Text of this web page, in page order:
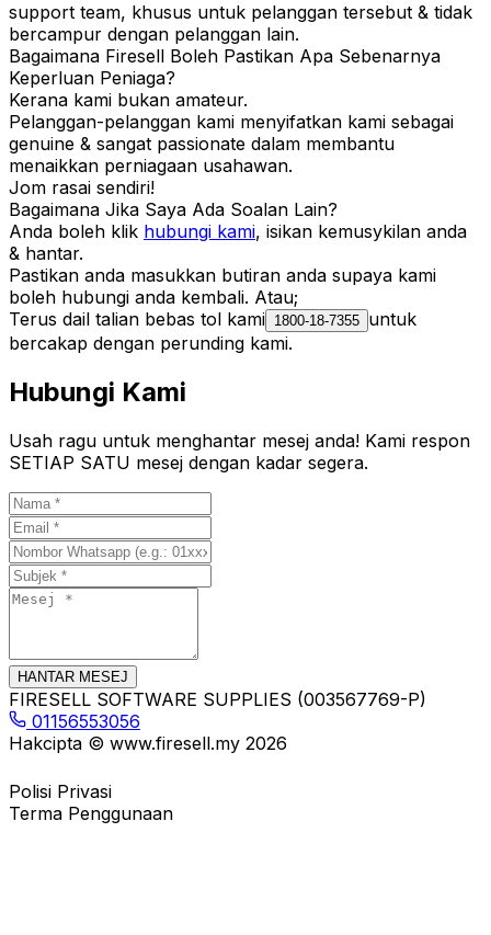
support team, khusus untuk pelanggan tersebut & tidak
bercampur dengan pelanggan lain.
Bagaimana Firesell Boleh Pastikan Apa Sebenarnya
Keperluan Peniaga?
Kerana kami bukan amateur.
Pelanggan-pelanggan kami menyifatkan kami sebagai
genuine & sangat passionate dalam membantu
menaikkan perniagaan usahawan.
Jom rasai sendiri!
Bagaimana Jika Saya Ada Soalan Lain?
Anda boleh klik hubungi kami, isikan kemusykilan anda
& hantar.
Pastikan anda masukkan butiran anda supaya kami
boleh hubungi anda kembali. Atau;
Terus dail talian bebas tol kami 1800-18-7355 untuk
bercakap dengan perunding kami.
Hubungi Kami
Usah ragu untuk menghantar mesej anda! Kami respon
SETIAP SATU mesej dengan kadar segera.
HANTAR MESEJ
FIRESELL SOFTWARE SUPPLIES (003567769-P)
01156553056
Hakcipta © www.firesell.my 2026
Polisi Privasi
Terma Penggunaan